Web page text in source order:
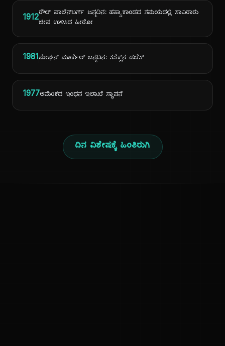
1912ರೌಲ್ ವಾಲೆನ್‌ಬರ್ಗ್ ಜನ್ಮದಿನ: ಹತ್ಯಾಕಾಂಡದ ಸಮಯದಲ್ಲಿ ಸಾವಿರಾರು
ಜೀವ ಉಳಿಸಿದ ಹೀರೋ
1981ಮೇಘನ್ ಮಾರ್ಕೆಲ್ ಜನ್ಮದಿನ: ಸಸೆಕ್ಸ್‌ನ ಡಚೆಸ್
1977ಅಮೆರಿಕದ ಇಂಧನ ಇಲಾಖೆ ಸ್ಥಾಪನೆ
ದಿನ ವಿಶೇಷಕ್ಕೆ ಹಿಂತಿರುಗಿ